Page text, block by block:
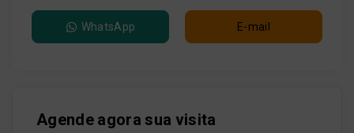
WhatsApp E-mail
Agende agora sua visita